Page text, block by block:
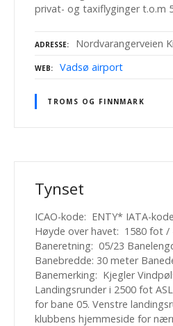
privat- og taxiflyginger t.o.m
ADRESSE Nordvarangerveien
WEB Vadsø airport
TROMS OG FINNMARK
Tynset
ICAO-kode: ENTY* IATA-
Høyde over havet: 1580 fot /
Baneretning: 05/23
Banebredde: 30 meter
Banemerking: Kjegler
Landingsrunder i 2500 fot
for bane 05. Venstre
klubbens hjemmeside for